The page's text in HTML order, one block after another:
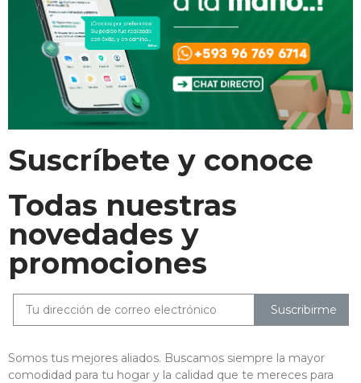
Suscríbete y conoce
Todas nuestras
novedades y
promociones
Suscribirme
Somos tus mejores aliados. Buscamos siempre la mayor
comodidad para tu hogar y la calidad que te mereces para